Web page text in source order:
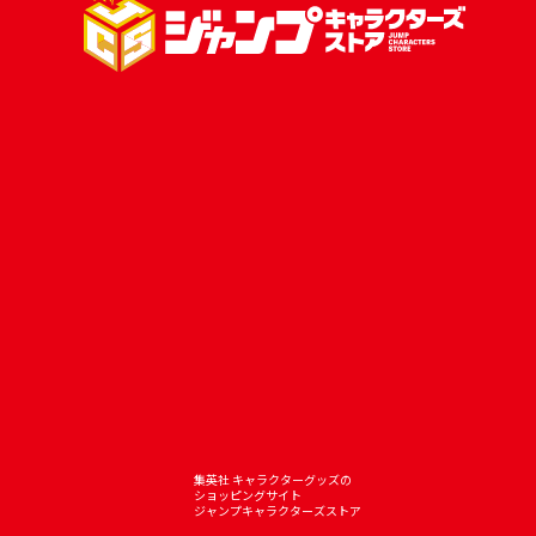
集英社 キャラクターグッズの
ショッピングサイト
ジャンプキャラクターズストア